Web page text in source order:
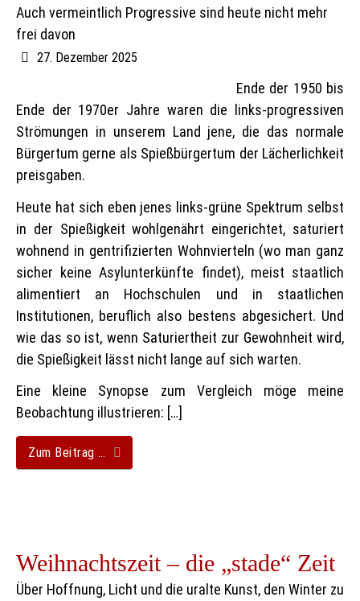
Auch vermeintlich Progressive sind heute nicht mehr
frei davon
27. Dezember 2025
Ende der 1950 bis
Ende der 1970er Jahre waren die links-progressiven
Strömungen in unserem Land jene, die das normale
Bürgertum gerne als Spießbürgertum der Lächerlichkeit
preisgaben.
Heute hat sich eben jenes links-grüne Spektrum selbst
in der Spießigkeit wohlgenährt eingerichtet, saturiert
wohnend in gentrifizierten Wohnvierteln (wo man ganz
sicher keine Asylunterkünfte findet), meist staatlich
alimentiert an Hochschulen und in staatlichen
Institutionen, beruflich also bestens abgesichert. Und
wie das so ist, wenn Saturiertheit zur Gewohnheit wird,
die Spießigkeit lässt nicht lange auf sich warten.
Eine kleine Synopse zum Vergleich möge meine
Beobachtung illustrieren: […]
Zum Beitrag …
Weihnachtszeit – die „stade“ Zeit
Über Hoffnung, Licht und die uralte Kunst, den Winter zu